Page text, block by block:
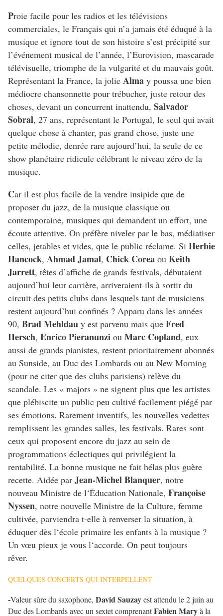
Proie facile pour les radios et les télévisions
commerciales, le Français qui n’a jamais été éduqué à la
musique et ignore tout de son histoire s’est précipité sur
l’événement musical de l’année, l’Eurovision, mascarade
télévisuelle, triomphe de la vulgarité et du mauvais goût.
Représentant la France, la jolie Alma y poussa une bien
médiocre chansonnette pour trébucher, juste retour des
choses, devant un concurrent inattendu, Salvador
Sobral, 27 ans, représentant le Portugal, le seul qui avait
quelque chose à chanter, pas grand chose, juste une
petite mélodie, denrée rare aujourd’hui, la seule de ce
show planétaire ridicule célébrant le niveau zéro de la
musique.
Car il est plus facile de la vendre insipide que de
proposer du jazz, de la musique classique ou
contemporaine, musiques qui demandent un effort, une
écoute attentive. On préfère niveler par le bas, médiatiser
celles, jetables et vides, que le public réclame. Si Herbie
Hancock, Ahmad Jamal, Chick Corea ou Keith
Jarrett, têtes d’affiche de grands festivals, débutaient
aujourd’hui leur carrière, arriveraient-ils à sortir du
circuit des petits clubs dans lesquels tant de musiciens
restent aujourd’hui confinés ? Apparu dans les années
90, Brad Mehldau y est parvenu mais que Fred
Hersch, Enrico Pieranunzi ou Marc Copland, eux
aussi de grands pianistes, restent prioritairement abonnés
au Sunside, au Duc des Lombards ou au New Morning
(pour ne citer que des clubs parisiens) relève du
scandale. Les « majors » ne signent plus que les artistes
que plébiscite un public peu cultivé facilement piégé par
ses émotions. Rarement inventifs, les nouvelles vedettes
remplissent les grandes salles, les festivals. Rares sont
ceux qui proposent encore du jazz au sein de
programmations éclectiques qui privilégient la
rentabilité. La bonne musique ne fait hélas plus guère
recette. Aidée par Jean-Michel Blanquer, notre
nouveau Ministre de l‘Éducation Nationale, Françoise
Nyssen, notre nouvelle Ministre de la Culture, femme
cultivée, parviendra t-elle à renverser la situation, à
éduquer dès l‘école primaire les enfants à la musique ?
Un vœu pieux je vous l‘accorde. On peut toujours
rêver.
QUELQUES CONCERTS QUI INTERPELLENT
-Valeur sûre du saxophone, David Sauzayest attendu le 2 juin au
Duc des Lombards avec un sextet comprenantFabien Maryà la